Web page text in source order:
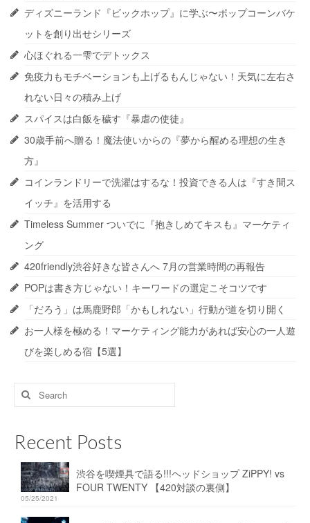
ディズニーランド『ビックホップ』に学ぶ〜ポップコーンバケ
ットを創り出せシリーズ
心ほぐれる一雫でデトックス
免疫力もモチベーションも上げるもんじゃない！天気に左右さ
れない日々の積み上げ
スパイスは白飯を穢す『暴虐の使徒』
30歳手前へ贈る！魔法使いからの『夢から醒める理想の生き
方』
コインランドリーで洗濯はするな！投資できる人は『すき間ス
イッチ』を活用する
Timeless Summer ついでに『抱きしめてキスも』マーケティ
ング
420friendly渋谷好きな皆さんへ 7月の営業時間の再報告
POPは書き方じゃない！キーワードの選定こそコツです
「だろう」は馬鹿野郎「かもしれない」行動が道を切り開く
お一人様を極める！マーケティング能力があれば安心の一人遊
びを楽しめる宿【5選】
Search
for:
Recent Posts
渋谷を喫煙具で語る!!!ヘッドショップ ZiPPY! vs
FOUR TWENTY 【420対談の裏側】
05/25/2021